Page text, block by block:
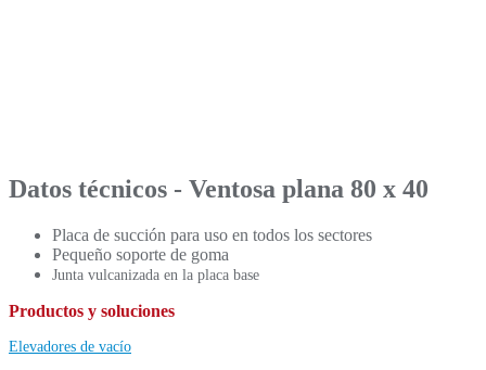
Datos técnicos - Ventosa plana 80 x 40
Placa de succión para uso en todos los sectores
Pequeño soporte de goma
Junta vulcanizada en la placa base
Productos y soluciones
Elevadores de vacío